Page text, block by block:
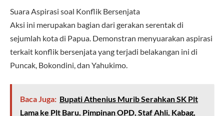
Suara Aspirasi soal Konflik Bersenjata
Aksi ini merupakan bagian dari gerakan serentak di
sejumlah kota di Papua. Demonstran menyuarakan aspirasi
terkait konflik bersenjata yang terjadi belakangan ini di
Puncak, Bokondini, dan Yahukimo.
Baca Juga: Bupati Athenius Murib Serahkan SK Plt
Lama ke Plt Baru, Pimpinan OPD, Staf Ahli, Kabag,